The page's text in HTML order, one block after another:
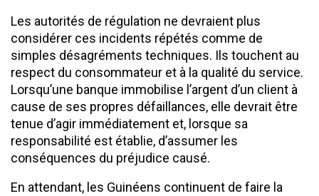
Les autorités de régulation ne devraient plus
considérer ces incidents répétés comme de
simples désagréments techniques. Ils touchent au
respect du consommateur et à la qualité du service.
Lorsqu’une banque immobilise l’argent d’un client à
cause de ses propres défaillances, elle devrait être
tenue d’agir immédiatement et, lorsque sa
responsabilité est établie, d’assumer les
conséquences du préjudice causé.
En attendant, les Guinéens continuent de faire la